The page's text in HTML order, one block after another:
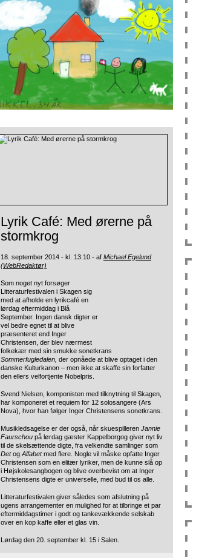
Lyrik Café: Med ørerne på
stormkrog
18. september 2014 - kl. 13:10 - af Michael Egelund
(WebRedaktør)
Som noget nyt forsøger
Litteraturfestivalen i Skagen sig
med at afholde en lyrikcafé en
lørdag eftermiddag i Blå
September. Ingen dansk digter er
vel bedre egnet til at blive
præsenteret end Inger
Christensen, der blev nærmest
folkekær med sin smukke sonetkrans
Sommerfugledalen, der opnåede at blive optaget i den
danske Kulturkanon – men ikke at skaffe sin forfatter
den ellers velfortjente Nobelpris.
Svend Nielsen, komponisten med tilknytning til Skagen,
har komponeret et requiem for 12 solosangere (Ars
Nova), hvor han følger Inger Christensens sonetkrans.
Musikledsagelse er der også, når skuespilleren Jannie
Faurschou på lørdag gæster Kappelborgog giver nyt liv
til de skelsættende digte, fra velkendte samlinger som
Detog Alfabetmed flere. Nogle vil måske opfatte Inger
Christensen som en elitær lyriker, men de kunne slå op
i Højskolesangbogen og blive overbevist om at Inger
Christensens digte er universelle, med bud til os alle.
Litteraturfestivalen giver således som afslutning på
ugens arrangementer en mulighed for at tilbringe et par
eftermiddagstimer i godt og tankevækkende selskab
over en kop kaffe eller et glas vin.
Lørdag den 20. september kl. 15 i Salen